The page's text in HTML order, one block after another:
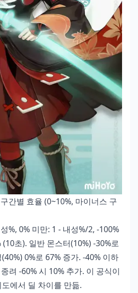
간별 효율 (0~10%, 마이너스 구
%, 0% 미만: 1 - 내성%/2, -100%
초). 일반 몬스터(10%) -30%로
0%로 67% 증가. -40% 이하
려 -60% 시 10% 추가. 이 공식이
에서 딜 차이를 만듦.